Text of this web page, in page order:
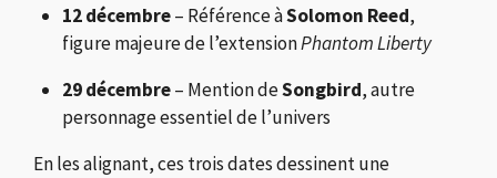
12 décembre– Référence àSolomon Reed,
figure majeure de l’extensionPhantom Liberty
29 décembre– Mention deSongbird, autre
personnage essentiel de l’univers
En les alignant, ces trois dates dessinent une